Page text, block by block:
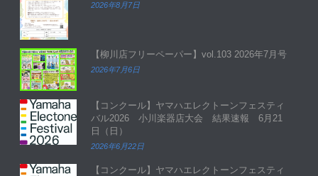
2026年8月7日
【柳川店フリーペーパー】vol.103 2026年7月号
2026年7月6日
【コンクール】ヤマハエレクトーンフェスティ
バル2026 小川楽器店大会 結果速報 6月21
日（日）
2026年6月22日
【コンクール】ヤマハエレクトーンフェスティ